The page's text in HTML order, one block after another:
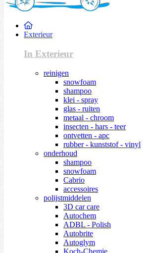
Exterieur
In Exterieur
reinigen
snowfoam
shampoo
klei - spray
glas - ruiten
metaal - chroom
insecten - hars - teer
ontvetten - apc
rubber - kunststof - vinyl
onderhoud
shampoo
snowfoam
Cabrio
accessoires
polijstmiddelen
3D car care
Autochem
ADBL - Polish
Autobrite
Autoglym
Koch-Chemie